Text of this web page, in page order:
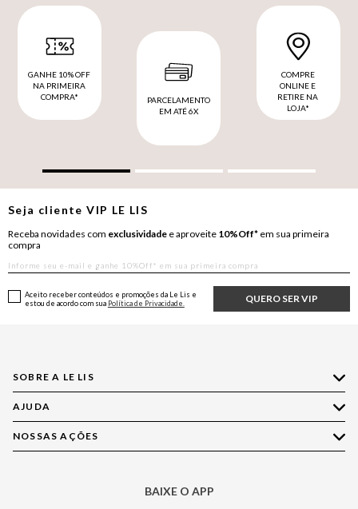
GANHE 10% OFF
NA PRIMEIRA
COMPRA*
PARCELAMENTO
EM ATÉ 6X
COMPRE
ONLINE E
RETIRE NA
LOJA*
Seja clienteVIP LE LIS
Receba novidades com exclusividade e aproveite 10%Off* em sua primeira
compra
QUERO SER VIP
Aceito receber conteúdos e promoções da Le Lis e
estou de acordo com sua Política de Privacidade.
SOBRE A LE LIS
Quem Somos
Nossas Lojas
Política de Privacidade
AJUDA
Compre pelo WhatsApp
Central de Relacionamento
NOSSAS AÇÕES
BAIXE O APP